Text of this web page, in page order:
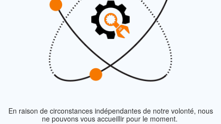
En raison de circonstances indépendantes de notre volonté, nous
ne pouvons vous accueillir pour le moment.